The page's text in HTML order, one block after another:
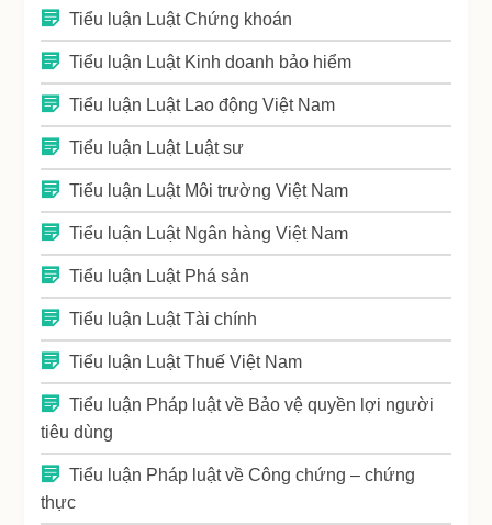
Tiểu luận Luật Chứng khoán
Tiểu luận Luật Kinh doanh bảo hiểm
Tiểu luận Luật Lao động Việt Nam
Tiểu luận Luật Luật sư
Tiểu luận Luật Môi trường Việt Nam
Tiểu luận Luật Ngân hàng Việt Nam
Tiểu luận Luật Phá sản
Tiểu luận Luật Tài chính
Tiểu luận Luật Thuế Việt Nam
Tiểu luận Pháp luật về Bảo vệ quyền lợi người
tiêu dùng
Tiểu luận Pháp luật về Công chứng – chứng
thực